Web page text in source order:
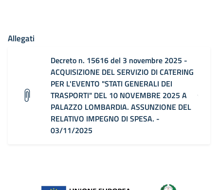
Allegati
Decreto n. 15616 del 3 novembre 2025 -
ACQUISIZIONE DEL SERVIZIO DI CATERING
PER L'EVENTO "STATI GENERALI DEI
TRASPORTI" DEL 10 NOVEMBRE 2025 A
PALAZZO LOMBARDIA. ASSUNZIONE DEL
RELATIVO IMPEGNO DI SPESA. -
03/11/2025